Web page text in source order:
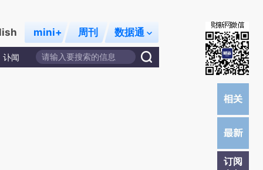
mini+ 周刊 数据通
讣闻
订阅